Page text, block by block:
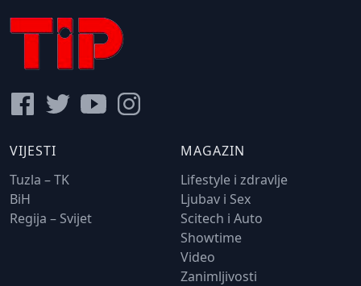
VIJESTI
Tuzla – TK
BiH
Regija – Svijet
MAGAZIN
Lifestyle i zdravlje
Ljubav i Sex
Scitech i Auto
Showtime
Video
Zanimljivosti